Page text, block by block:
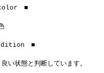
■
■
い状態と判断しています。